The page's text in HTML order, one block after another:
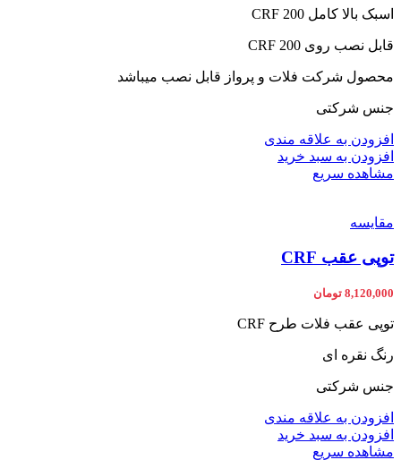
اسبک بالا کامل CRF 200
قابل نصب روی CRF 200
محصول شرکت فلات و پرواز قابل نصب میباشد
جنس شرکتی
افزودن به علاقه مندی
افزودن به سبد خرید
مشاهده سریع
مقایسه
توپی عقب CRF
8,120,000 تومان
توپی عقب فلات طرح CRF
رنگ نقره ای
جنس شرکتی
افزودن به علاقه مندی
افزودن به سبد خرید
مشاهده سریع